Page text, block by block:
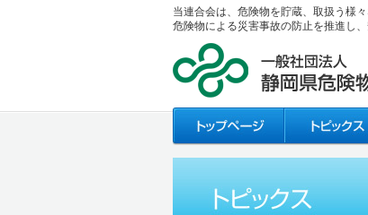
当連合会は、危険物を貯蔵、取扱う様
危険物による災害事故の防止を推進し